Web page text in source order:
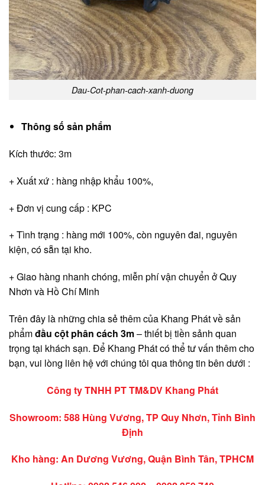
Dau-Cot-phan-cach-xanh-duong
Thông số sản phẩm
Kích thước: 3m
+ Xuất xứ : hàng nhập khẩu 100%,
+ Đơn vị cung cấp : KPC
+ Tình trạng : hàng mới 100%, còn nguyên đai, nguyên
kiện, có sẵn tại kho.
+ Giao hàng nhanh chóng, miễn phí vận chuyển ở Quy
Nhơn và Hồ Chí Minh
Trên đây là những chia sẻ thêm của Khang Phát về sản
phẩmđầu cột phân cách 3m– thiết bị tiền sảnh quan
trọng tại khách sạn. Để Khang Phát có thể tư vấn thêm cho
bạn, vui lòng liên hệ với chúng tôi qua thông tin bên dưới :
Công ty TNHH PT TM&DV Khang Phát
Showroom: 588 Hùng Vương, TP Quy Nhơn, Tỉnh Bình
Định
Kho hàng: An Dương Vương, Quận Bình Tân, TPHCM